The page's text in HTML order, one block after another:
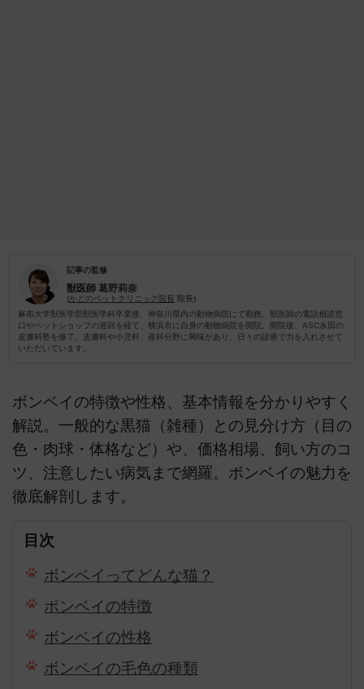
記事の監修
獣医師 葛野莉奈
(かどのペットクリニック院長 院長)
麻布大学獣医学部獣医学科卒業後、神奈川県内の動物病院にて勤務。獣医師の電話相談窓
口やペットショップの巡回を経て、横浜市に自身の動物病院を開院。開院後、ASC永田の
皮膚科塾を修了。皮膚科や小児科、産科分野に興味があり、日々の診療で力を入れさせて
いただいています。
ボンベイの特徴や性格、基本情報を分かりやすく
解説。一般的な黒猫（雑種）との見分け方（目の
色・肉球・体格など）や、価格相場、飼い方のコ
ツ、注意したい病気まで網羅。ボンベイの魅力を
徹底解剖します。
目次
ボンベイってどんな猫？
ボンベイの特徴
ボンベイの性格
ボンベイの毛色の種類